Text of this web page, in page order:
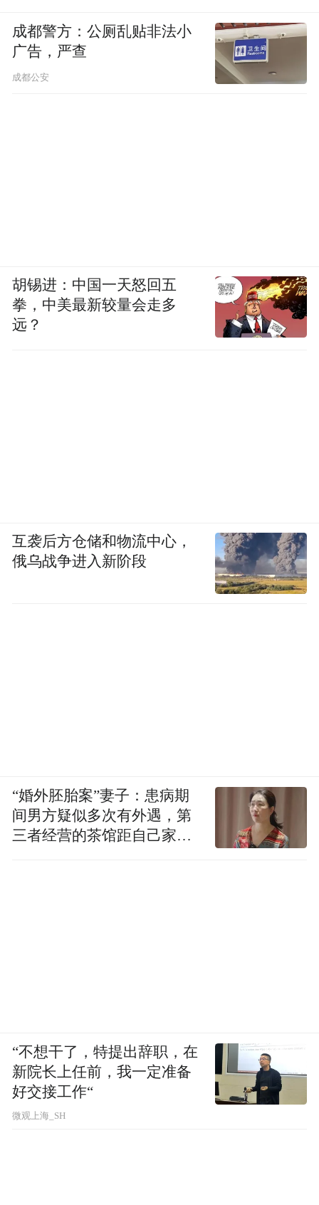
成都警方：公厕乱贴非法小
广告，严查
成都公安
胡锡进：中国一天怒回五
拳，中美最新较量会走多
远？
互袭后方仓储和物流中心，
俄乌战争进入新阶段
“婚外胚胎案”妻子：患病期
间男方疑似多次有外遇，第
三者经营的茶馆距自己家步
“不想干了，特提出辞职，在
新院长上任前，我一定准备
好交接工作“
微观上海_SH